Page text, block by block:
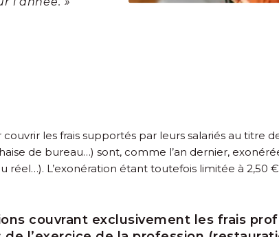
les frais supportés par leurs salariés au titre
de bureau…) sont, comme l’an dernier,
L’exonération étant toutefois limitée à 2,50
couvrant exclusivement les frais